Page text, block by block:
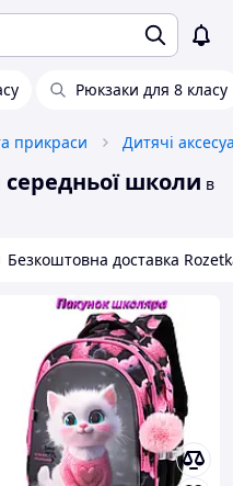
Рюкзаки для 8 класу
прикраси Дитячі
школи в
Безкоштовна доставка